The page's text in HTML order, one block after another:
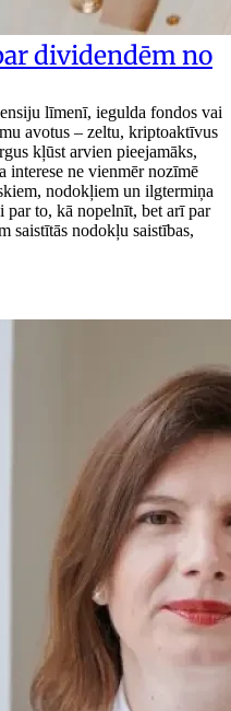
dividendēm no
līmenī, iegulda fondos vai
avotus – zeltu, kriptoaktīvus
kļūst arvien pieejamāks,
interese ne vienmēr nozīmē
nodokļiem un ilgtermiņa
par to, kā nopelnīt, bet arī par
saistītās nodokļu saistības,